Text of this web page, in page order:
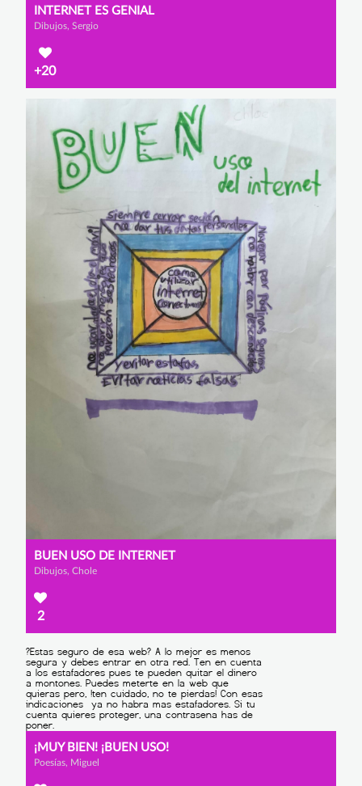
INTERNET ES GENIAL
Dibujos, Sergio
+20
BUEN USO DE INTERNET
Dibujos, Chole
2
¡MUY BIEN! ¡BUEN USO!
Poesías, Miguel